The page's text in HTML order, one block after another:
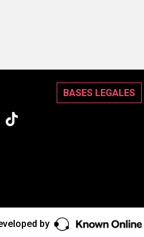
BASES LEGALES